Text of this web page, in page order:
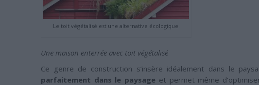
Le toit végétalisé est une alternative écologique.
Une maison enterrée avec toit végétalisé
Ce genre de construction s’insère idéalement dans le
parfaitement dans le paysage et permet même